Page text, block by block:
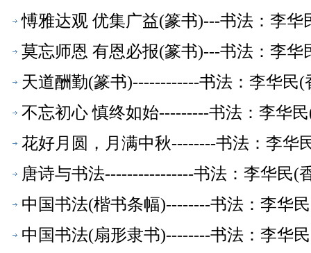
愽雅达观 优集广益(篆书)---书法：李
莫忘师恩 有恩必报(篆书)---书法：李
天道酬勤(篆书)------------书法：李华民
不忘初心 慎终如始---------书法：李华
花好月圆，月满中秋--------书法：李华
唐诗与书法----------------书法：李华民(
中国书法(楷书条幅)--------书法：李华
中国书法(扇形隶书)--------书法：李华